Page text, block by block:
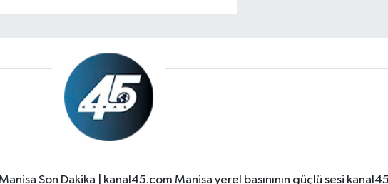
Son Dakika | kanal45.com Manisa yerel basınının güçlü sesi